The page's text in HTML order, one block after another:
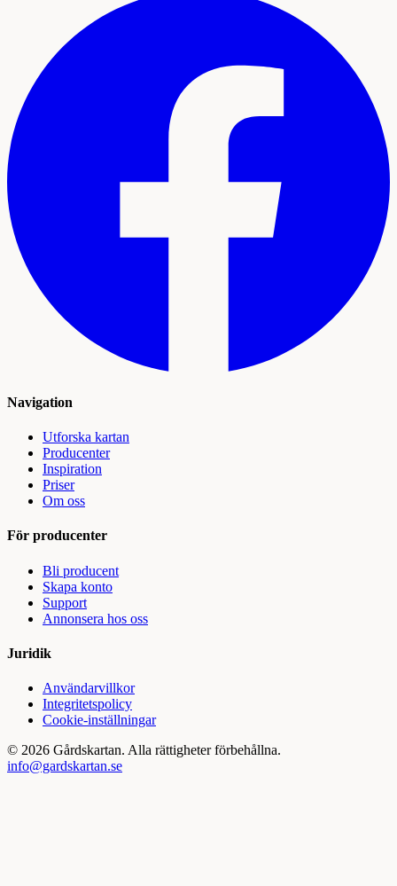
Navigation
Utforska kartan
Producenter
Inspiration
Priser
Om oss
För producenter
Bli producent
Skapa konto
Support
Annonsera hos oss
Juridik
Användarvillkor
Integritetspolicy
Cookie-inställningar
© 2026 Gårdskartan. Alla rättigheter förbehållna.
info@gardskartan.se